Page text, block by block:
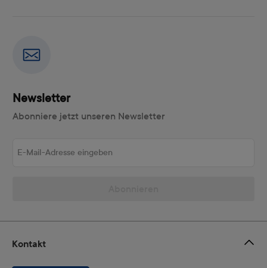
Newsletter
Abonniere jetzt unseren Newsletter
Kontakt